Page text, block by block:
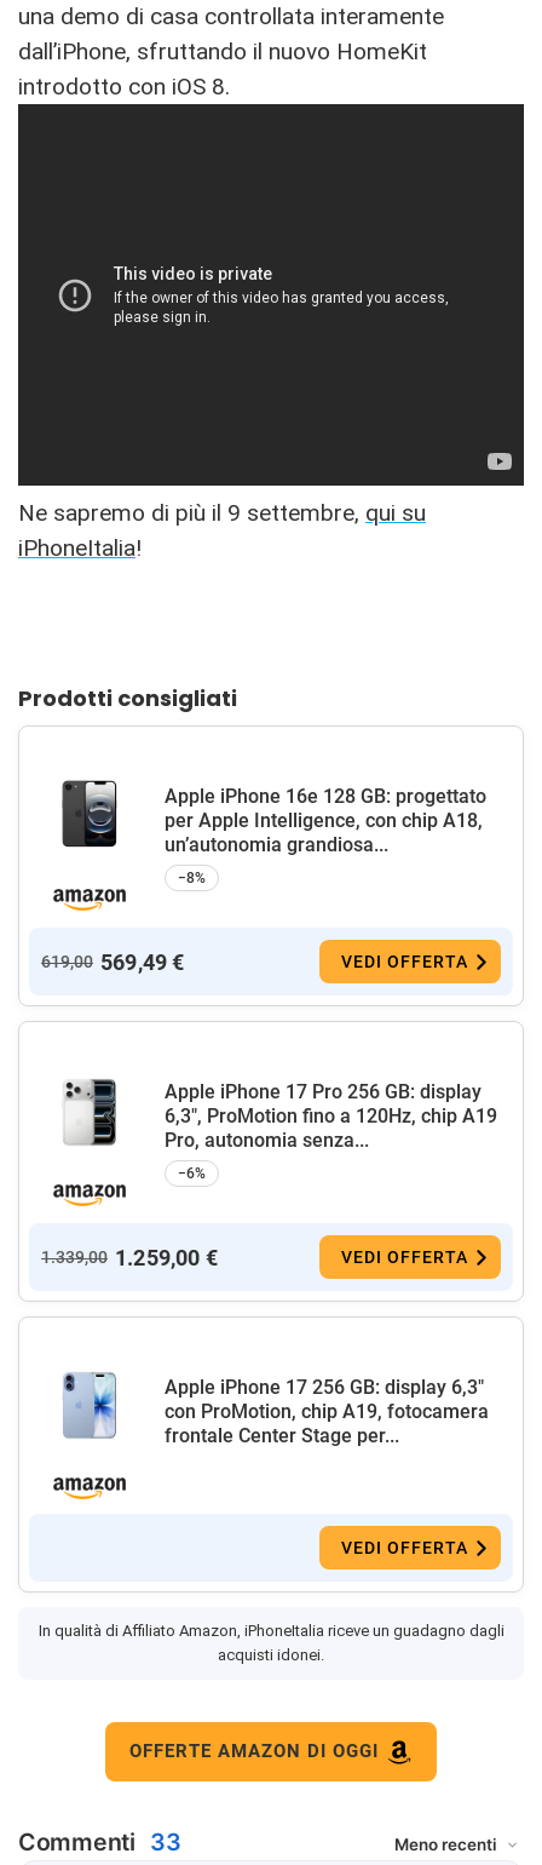
una demo di casa controllata interamente
dall’iPhone, sfruttando il nuovo HomeKit
introdotto con iOS 8.
Ne sapremo di più il 9 settembre, qui su
iPhoneItalia!
Prodotti consigliati
Apple iPhone 16e 128 GB: progettato
per Apple Intelligence, con chip A18,
un’autonomia grandiosa...
−8%
619,00 569,49 € VEDI OFFERTA
Apple iPhone 17 Pro 256 GB: display
6,3", ProMotion fino a 120Hz, chip A19
Pro, autonomia senza...
−6%
1.339,00 1.259,00 € VEDI OFFERTA
Apple iPhone 17 256 GB: display 6,3"
con ProMotion, chip A19, fotocamera
frontale Center Stage per...
VEDI OFFERTA
In qualità di Affiliato Amazon, iPhoneItalia riceve un guadagno dagli
acquisti idonei.
OFFERTE AMAZON DI OGGI
Commenti 33